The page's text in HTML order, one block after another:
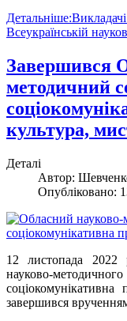
Всеукраїнській
Завершився
методичний
культура,
Деталі
Автор:
Опубліковано:
12 листопада 2022
науково-
соціокомунікативна
завершився